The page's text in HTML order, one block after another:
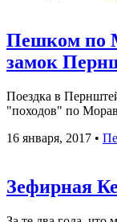
Пешком по
замок
Поездка в
"походов" по
16 января, 2017 •
Зефирная